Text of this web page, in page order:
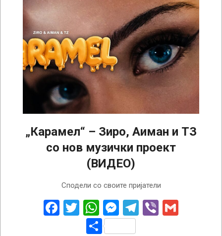
„Карамел“ – Зиро, Аиман и ТЗ
со нов музички проект
(ВИДЕО)
Сподели со своите пријатели
Facebook
Twitter
WhatsApp
Messenger
Telegram
Viber
Share